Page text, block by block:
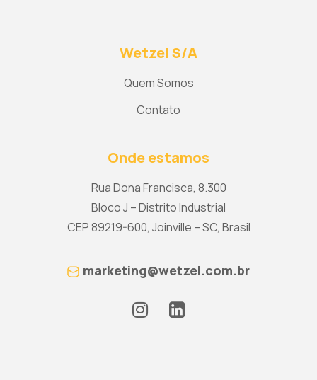
Wetzel S/A
Quem Somos
Contato
Onde estamos
Rua Dona Francisca, 8.300
Bloco J – Distrito Industrial
CEP 89219-600, Joinville – SC, Brasil
marketing@wetzel.com.br